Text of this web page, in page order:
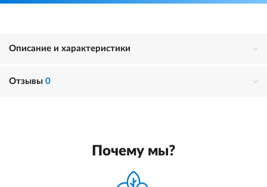
Описание и характеристики
Отзывы 0
Почему мы?